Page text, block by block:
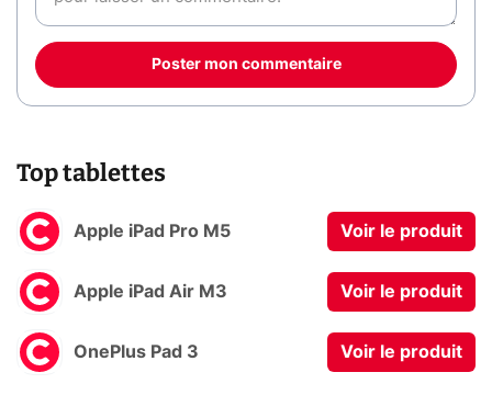
Poster mon commentaire
Top tablettes
Apple iPad Pro M5 Voir le produit
Apple iPad Air M3 Voir le produit
OnePlus Pad 3 Voir le produit